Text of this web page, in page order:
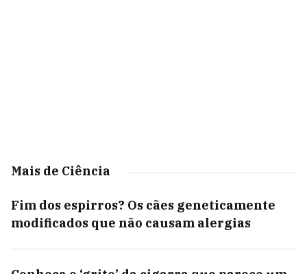
Mais de Ciência
Fim dos espirros? Os cães geneticamente
modificados que não causam alergias